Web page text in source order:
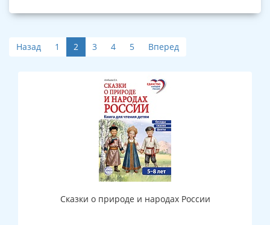
Назад 1 2 3 4 5 Вперед
Сказки о природе и народах России